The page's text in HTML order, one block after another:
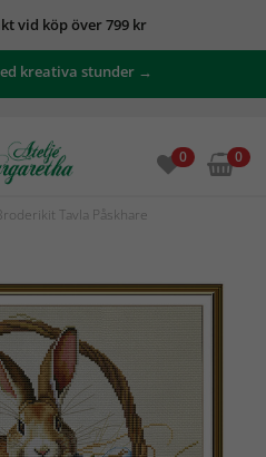
vid köp över 799 kr
kreativa stunder →
0 0
Tavla Påskhare